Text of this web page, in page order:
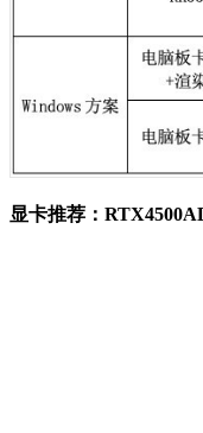
显卡推荐：